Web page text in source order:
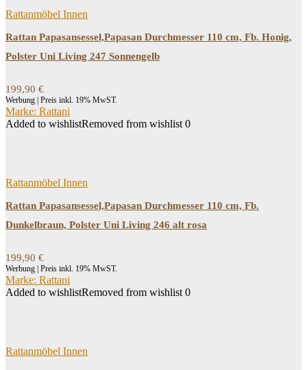
Rattanmöbel Innen
Rattan Papasansessel,Papasan Durchmesser 110 cm, Fb. Honig,
Polster Uni Living 247 Sonnengelb
199,90 €
Werbung | Preis inkl. 19% MwST.
Marke: Rattani
Added to wishlistRemoved from wishlist 0
Rattanmöbel Innen
Rattan Papasansessel,Papasan Durchmesser 110 cm, Fb.
Dunkelbraun, Polster Uni Living 246 alt rosa
199,90 €
Werbung | Preis inkl. 19% MwST.
Marke: Rattani
Added to wishlistRemoved from wishlist 0
Rattanmöbel Innen